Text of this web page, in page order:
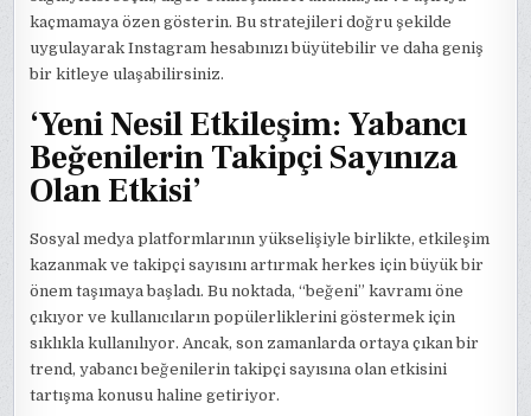
kaçmamaya özen gösterin. Bu stratejileri doğru şekilde
uygulayarak Instagram hesabınızı büyütebilir ve daha geniş
bir kitleye ulaşabilirsiniz.
‘Yeni Nesil Etkileşim: Yabancı
Beğenilerin Takipçi Sayınıza
Olan Etkisi’
Sosyal medya platformlarının yükselişiyle birlikte, etkileşim
kazanmak ve takipçi sayısını artırmak herkes için büyük bir
önem taşımaya başladı. Bu noktada, “beğeni” kavramı öne
çıkıyor ve kullanıcıların popülerliklerini göstermek için
sıklıkla kullanılıyor. Ancak, son zamanlarda ortaya çıkan bir
trend, yabancı beğenilerin takipçi sayısına olan etkisini
tartışma konusu haline getiriyor.